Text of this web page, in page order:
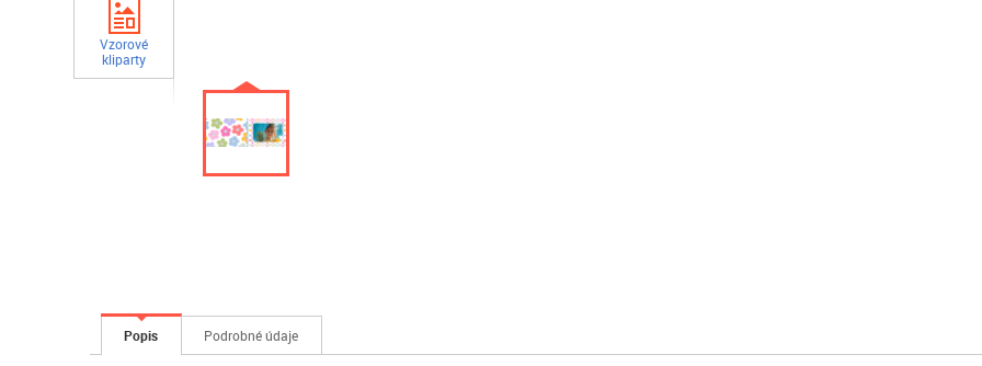
Vzorové
kliparty
Popis Podrobné údaje